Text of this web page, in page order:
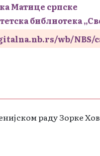
Матице српске
библиотека
wb/NBS/
раду Зорке